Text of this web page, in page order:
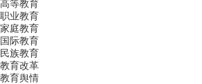
高等教育
职业教育
家庭教育
国际教育
民族教育
教育改革
教育舆情